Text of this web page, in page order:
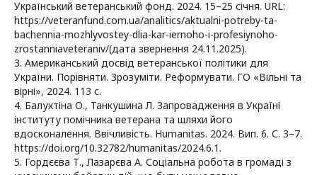
Український ветеранський фонд. 2024. 15–25 січня. URL:
https://veteranfund.com.ua/analitics/aktualni-potreby-ta-
bachennia-mozhlyvostey-dlia-kar-iernoho-i-profesiynoho-
zrostanniaveteraniv/(дата звернення 24.11.2025).
3. Американський досвід ветеранської політики для
України. Порівняти. Зрозуміти. Реформувати. ГО «Вільні та
вірні», 2024. 113 с.
4. Балухтіна О., Танкушина Л. Запровадження в Україні
інституту помічника ветерана та шляхи його
вдосконалення. Ввічливість. Humanitas. 2024. Вип. 6. С. 3–7.
https://doi.org/10.32782/humanitas/2024.6.1.
5. Гордєєва Т., Лазарєва А. Соціальна робота в громаді з